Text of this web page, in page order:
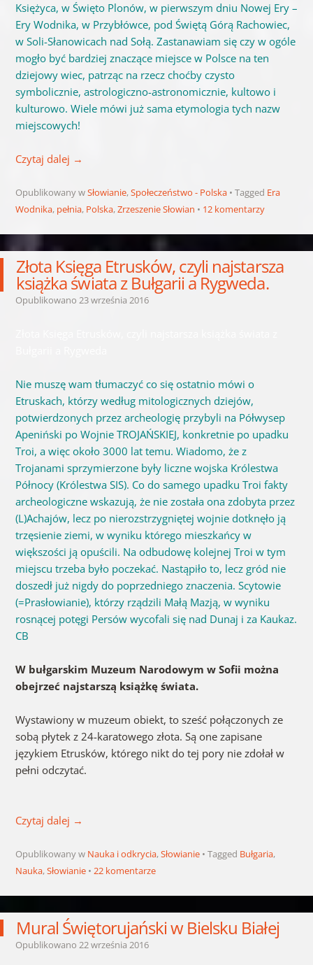
Księżyca, w Święto Plonów, w pierwszym dniu Nowej Ery –
Ery Wodnika, w Przybłówce, pod Świętą Górą Rachowiec,
w Soli-Słanowicach nad Sołą. Zastanawiam się czy w ogóle
mogło być bardziej znaczące miejsce w Polsce na ten
dziejowy wiec, patrząc na rzecz choćby czysto
symbolicznie, astrologiczno-astronomicznie, kultowo i
kulturowo. Wiele mówi już sama etymologia tych nazw
miejscowych!
Czytaj dalej →
Opublikowany wSłowianie,Społeczeństwo - Polska Tagged Era
Wodnika, pełnia, Polska,Zrzeszenie Słowian 12 komentarzy
Złota Księga Etrusków, czyli najstarsza
książka świata z Bułgarii a Rygweda.
Opublikowano 23 września 2016
Nie muszę wam tłumaczyć co się ostatnio mówi o
Etruskach, którzy według mitologicznych dziejów,
potwierdzonych przez archeologię przybyli na Półwysep
Apeniński po Wojnie TROJAŃSKIEJ, konkretnie po upadku
Troi, a więc około 3000 lat temu. Wiadomo, że z
Trojanami sprzymierzone były liczne wojska Królestwa
Północy (Królestwa SIS). Co do samego upadku Troi fakty
archeologiczne wskazują, że nie została ona zdobyta przez
(L)Achajów, lecz po nierozstrzygniętej wojnie dotknęło ją
trzęsienie ziemi, w wyniku którego mieszkańcy w
większości ją opuścili. Na odbudowę kolejnej Troi w tym
miejscu trzeba było poczekać. Nastąpiło to, lecz gród nie
doszedł już nigdy do poprzedniego znaczenia. Scytowie
(=Prasłowianie), którzy rządzili Małą Mazją, w wyniku
rosnącej potęgi Persów wycofali się nad Dunaj i za Kaukaz.
CB
W bułgarskim Muzeum Narodowym w Sofii można
obejrzeć najstarszą książkę świata.
Wystawiony w muzeum obiekt, to sześć połączonych ze
sobą płytek z 24-karatowego złota. Są one zapisane
językiem Etrusków, którego nikt do tej pory nie zdołał w
pełni odczytać.
Czytaj dalej →
Opublikowany w Nauka i odkrycia,Słowianie Tagged Bułgaria,
Nauka,Słowianie 22 komentarze
Mural Świętorujański w Bielsku Białej
Opublikowano 22 września 2016